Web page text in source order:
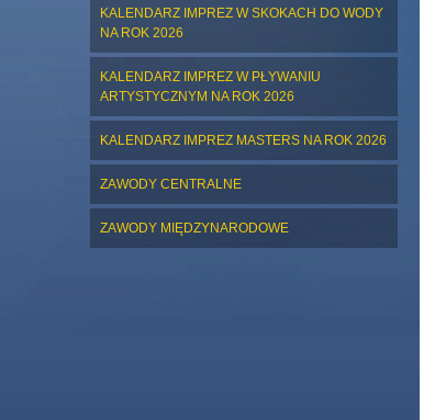
KALENDARZ IMPREZ W SKOKACH DO WODY
NA ROK 2026
KALENDARZ IMPREZ W PŁYWANIU
ARTYSTYCZNYM NA ROK 2026
KALENDARZ IMPREZ MASTERS NA ROK 2026
ZAWODY CENTRALNE
ZAWODY MIĘDZYNARODOWE